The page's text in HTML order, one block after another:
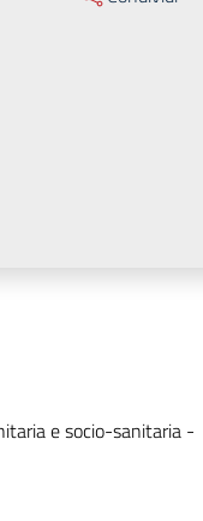
e socio-sanitaria -